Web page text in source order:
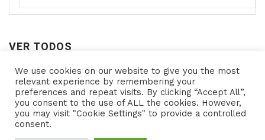
VER TODOS
Ver
todos
We use cookies on our website to give you the most
relevant experience by remembering your
preferences and repeat visits. By clicking “Accept All”,
you consent to the use of ALL the cookies. However,
you may visit "Cookie Settings" to provide a controlled
consent.